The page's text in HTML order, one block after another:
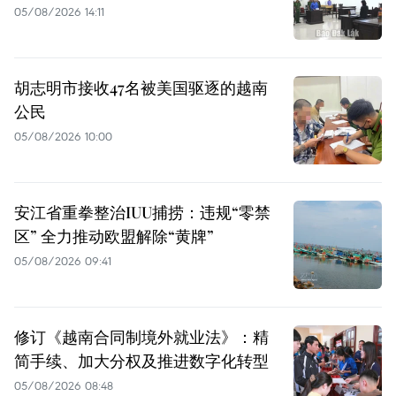
05/08/2026 14:11
胡志明市接收47名被美国驱逐的越南
公民
05/08/2026 10:00
安江省重拳整治IUU捕捞：违规“零禁
区” 全力推动欧盟解除“黄牌”
05/08/2026 09:41
修订《越南合同制境外就业法》：精
简手续、加大分权及推进数字化转型
05/08/2026 08:48